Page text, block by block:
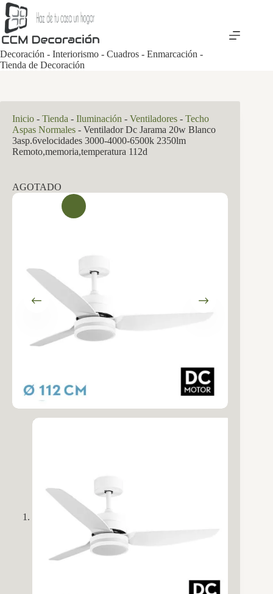
Saltar
al
contenido
Decoración - Interiorismo - Cuadros - Enmarcación -
Tienda de Decoración
Inicio - Tienda - Iluminación - Ventiladores - Techo
Aspas Normales - Ventilador Dc Jarama 20w Blanco
3asp.6velocidades 3000-4000-6500k 2350lm
Remoto,memoria,temperatura 112d
AGOTADO